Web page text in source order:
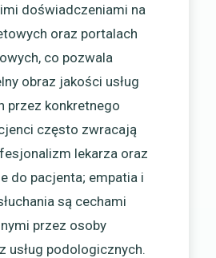
doświadczeniami na
oraz portalach
co pozwala
obraz jakości usług
przez konkretnego
często zwracają
lekarza oraz
do pacjenta; empatia i
są cechami
przez osoby
usług podologicznych.